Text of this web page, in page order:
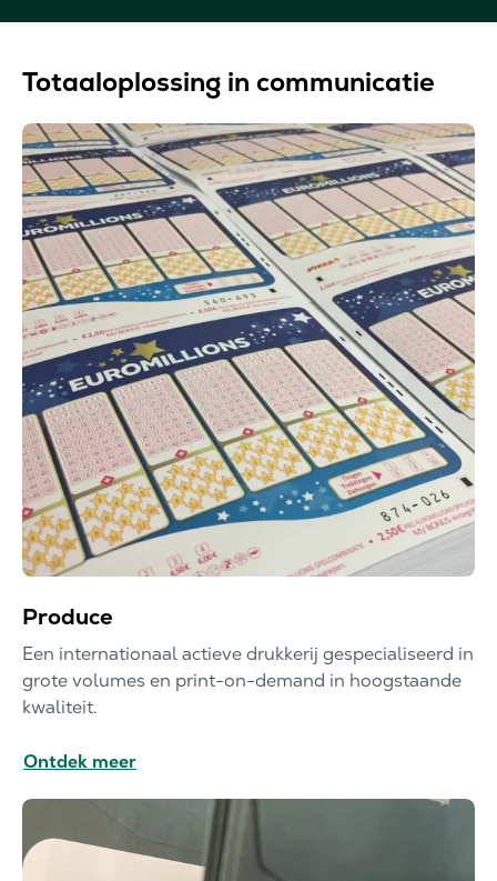
Totaaloplossing in communicatie
Produce
Een internationaal actieve drukkerij gespecialiseerd in
grote volumes en print-on-demand in hoogstaande
kwaliteit.
Ontdek meer